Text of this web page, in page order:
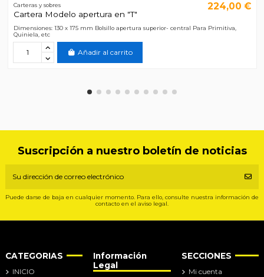
Carteras y sobres
Cartera Modelo apertura en "T"
224,00 €
Dimensiones: 130 x 175 mm Bolsillo apertura superior- central Para Primitiva,
Quiniela, etc
Añadir al carrito
Suscripción a nuestro boletín de noticias
Puede darse de baja en cualquier momento. Para ello, consulte nuestra información de
contacto en el aviso legal.
CATEGORIAS
INICIO
Información
Legal
SECCIONES
Mi cuenta